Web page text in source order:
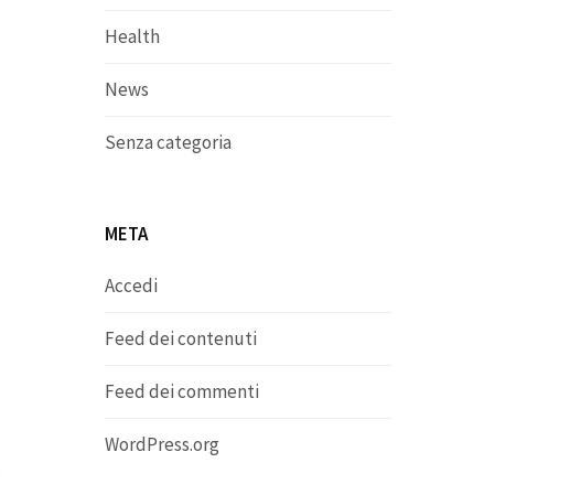
Health
News
Senza categoria
META
Accedi
Feed dei contenuti
Feed dei commenti
WordPress.org